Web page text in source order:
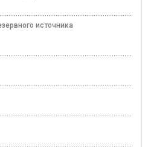
источника